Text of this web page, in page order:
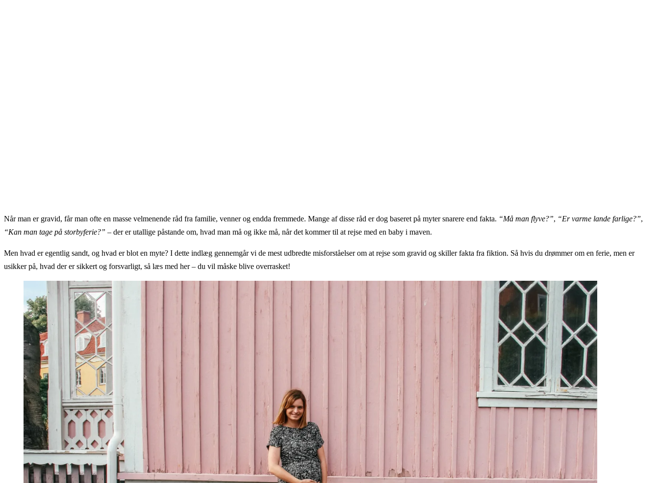
Når man er gravid, får man ofte en masse velmenende råd fra familie, venner og endda fremmede. Mange af disse råd er dog baseret på myter snarere end fakta. “Må man flyve?”, “Er varme lande farlige?”,
“Kan man tage på storbyferie?” – der er utallige påstande om, hvad man må og ikke må, når det kommer til at rejse med en baby i maven.
Men hvad er egentlig sandt, og hvad er blot en myte? I dette indlæg gennemgår vi de mest udbredte misforståelser om at rejse som gravid og skiller fakta fra fiktion. Så hvis du drømmer om en ferie, men er
usikker på, hvad der er sikkert og forsvarligt, så læs med her – du vil måske blive overrasket!